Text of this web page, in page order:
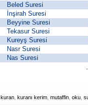
Beled Suresi
İnşirah Suresi
Beyyine Suresi
Tekasur Suresi
Kureyş Suresi
Nasr Suresi
Nas Suresi
kuran kuranı kerim mutaffin oku